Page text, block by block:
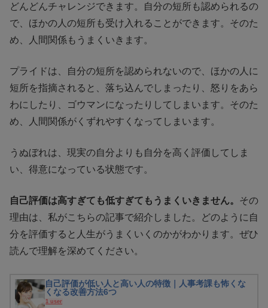
どんどんチャレンジできます。自分の短所も認められるの
で、ほかの人の短所も受け入れることができます。そのた
め、人間関係もうまくいきます。
プライドは、自分の短所を認められないので、ほかの人に
短所を指摘されると、落ち込んでしまったり、怒りをあら
わにしたり、ゴウマンになったりしてしまいます。そのた
め、人間関係がくずれやすくなってしまいます。
うぬぼれは、現実の自分よりも自分を高く評価してしま
い、得意になっている状態です。
自己評価は高すぎても低すぎてもうまくいきません。 その
理由は、私がこちらの記事で紹介しました。どのように自
分を評価すると人生がうまくいくのかがわかります。ぜひ
読んで理解を深めてください。
自己評価が低い人と高い人の特徴｜人事考課も怖くな
くなる改善方法6つ
1 user